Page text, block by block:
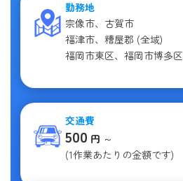
勤務地
宗像市、古賀市
福津市、糟屋郡 (全域)
福岡市東区、福岡市博多区
交通費
500 円 ～
(1作業あたりの金額です)